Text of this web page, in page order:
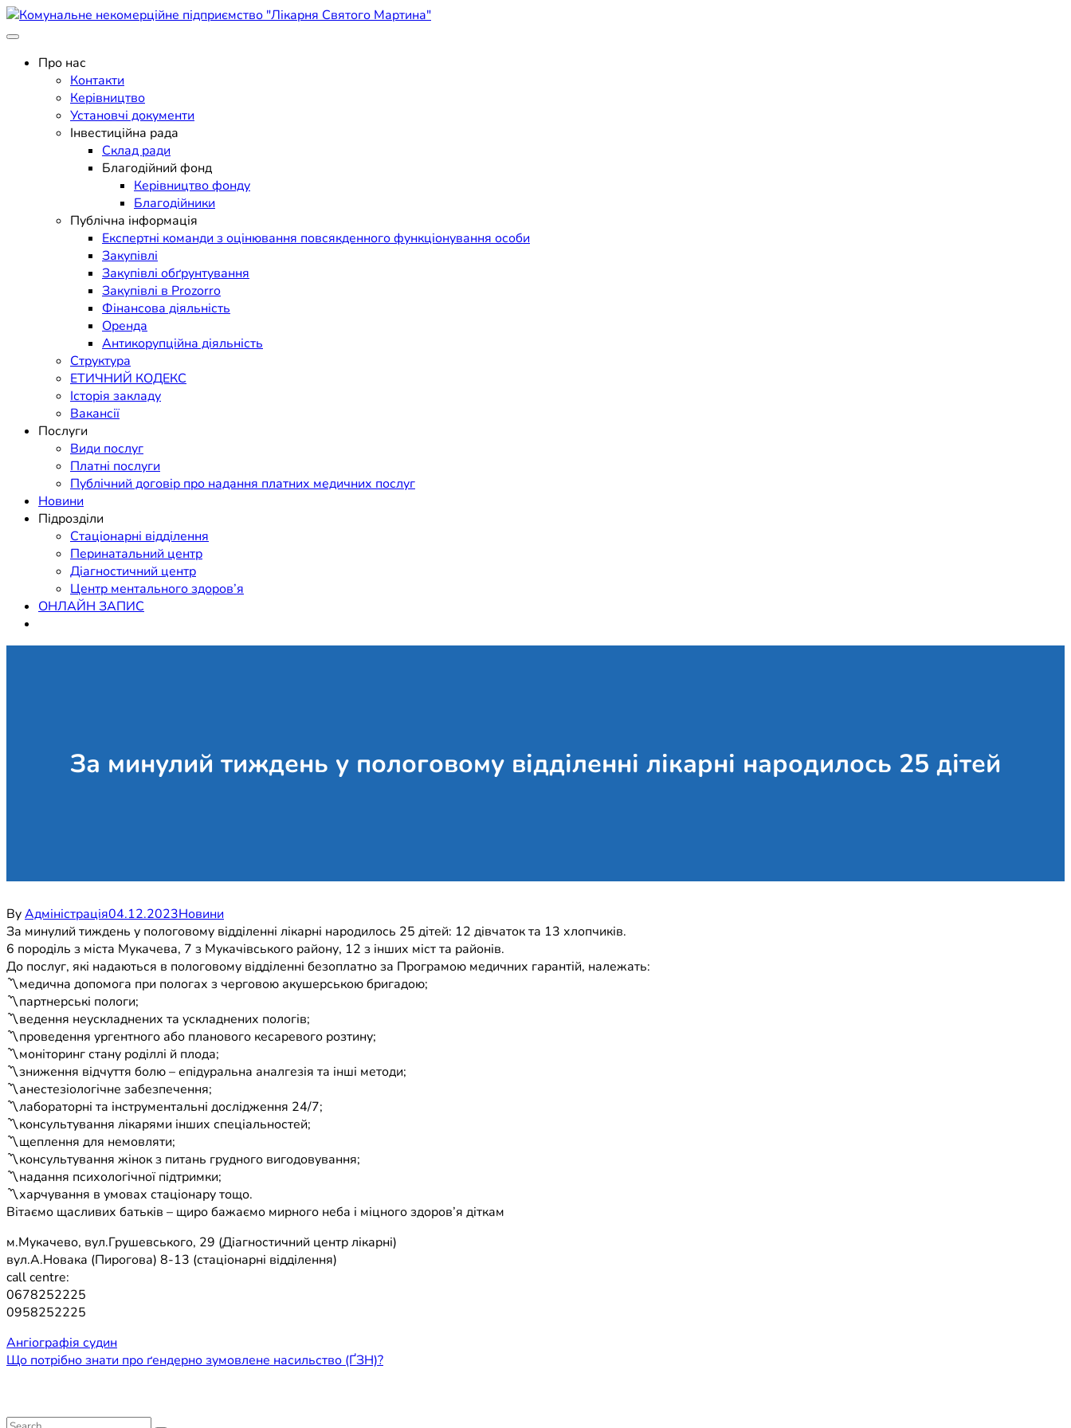
Skip
to
Комунальне некомерційне підприємство "Лікарня Святого Мартина"
Поліклініка Мукачево
Про нас
Контакти
Керівництво
Установчі документи
Інвестиційна рада
Склад ради
Благодійний фонд
Керівництво фонду
Благодійники
Публічна інформація
Експертні команди з оцінювання повсякденного функціонування особи
Закупівлі
Закупівлі обґрунтування
Закупівлі в Prozorro
Фінансова діяльність
Оренда
Антикорупційна діяльність
Структура
ЕТИЧНИЙ КОДЕКС
Історія закладу
Вакансії
Послуги
Види послуг
Платні послуги
Публічний договір про надання платних медичних послуг
Новини
Підрозділи
Стаціонарні відділення
Перинатальний центр
Діагностичний центр
Центр ментального здоров’я
ОНЛАЙН ЗАПИС
За минулий тиждень у пологовому відділенні лікарні народилось 25 дітей
ByАдміністрація04.12.2023Новини
За минулий тиждень у пологовому відділенні лікарні народилось 25 дітей: 12 дівчаток та 13 хлопчиків.
6 породіль з міста Мукачева, 7 з Мукачівського району, 12 з інших міст та районів.
До послуг, які надаються в пологовому відділенні безоплатно за Програмою медичних гарантій, належать:
〽медична допомога при пологах з черговою акушерською бригадою;
〽партнерські пологи;
〽ведення неускладнених та ускладнених пологів;
〽проведення ургентного або планового кесаревого розтину;
〽моніторинг стану роділлі й плода;
〽зниження відчуття болю – епідуральна аналгезія та інші методи;
〽анестезіологічне забезпечення;
〽лабораторні та інструментальні дослідження 24/7;
〽консультування лікарями інших спеціальностей;
〽щеплення для немовляти;
〽консультування жінок з питань грудного вигодовування;
〽надання психологічної підтримки;
〽харчування в умовах стаціонару тощо.
Вітаємо щасливих батьків – щиро бажаємо мирного неба і міцного здоров’я діткам
м.Мукачево, вул.Грушевського, 29 (Діагностичний центр лікарні)
вул.А.Новака (Пирогова) 8-13 (стаціонарні відділення)
call centre:
0678252225
0958252225
Навігація
записів
Ангіографія судин
Що потрібно знати про ґендерно зумовлене насильство (ҐЗН)?